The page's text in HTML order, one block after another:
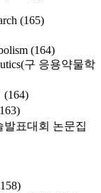
(165)
(164)
구 응용약물학
(164)
표대회 논문집